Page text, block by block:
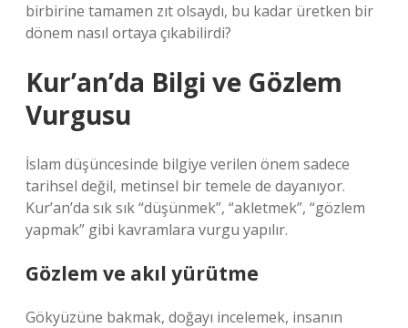
birbirine tamamen zıt olsaydı, bu kadar üretken bir
dönem nasıl ortaya çıkabilirdi?
Kur’an’da Bilgi ve Gözlem
Vurgusu
İslam düşüncesinde bilgiye verilen önem sadece
tarihsel değil, metinsel bir temele de dayanıyor.
Kur’an’da sık sık “düşünmek”, “akletmek”, “gözlem
yapmak” gibi kavramlara vurgu yapılır.
Gözlem ve akıl yürütme
Gökyüzüne bakmak, doğayı incelemek, insanın